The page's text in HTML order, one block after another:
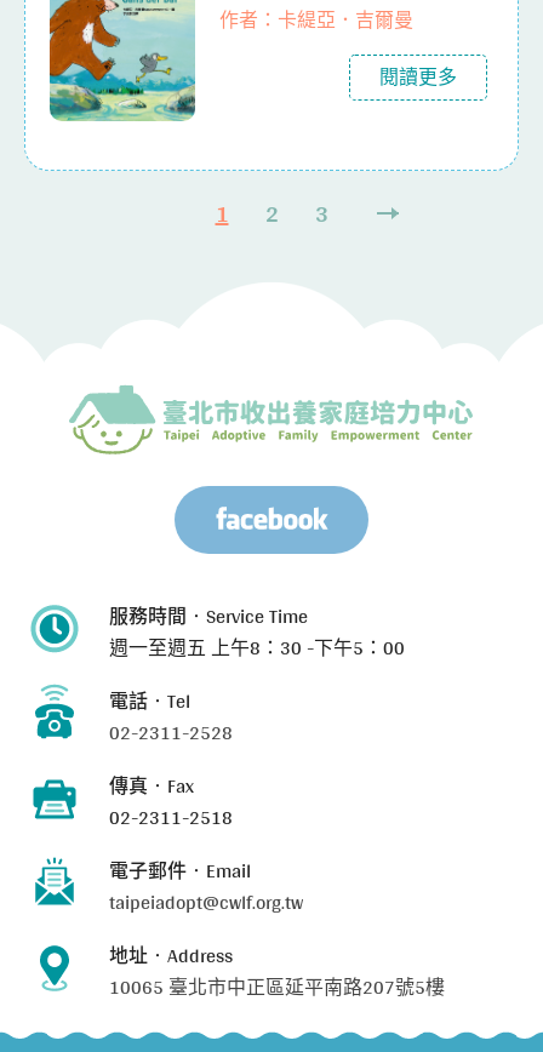
作者：卡緹亞．吉爾曼
閱讀更多
1 2 3
服務時間‧Service Time
週一至週五上午8：30 -下午5：00
電話‧Tel
02-2311-2528
傳真‧Fax
02-2311-2518
電子郵件‧Email
taipeiadopt@cwlf.org.tw
地址‧Address
10065 臺北市中正區延平南路207號5樓